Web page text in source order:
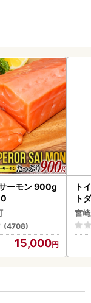
ーモン 900g
(4708)
15,000
ト
ト
速
宮